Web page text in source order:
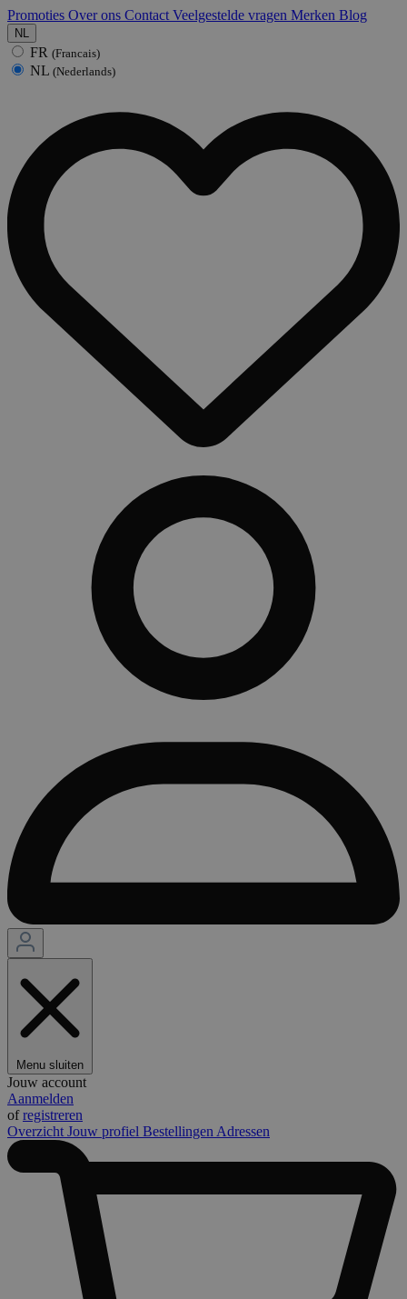
Promoties Over ons Contact Veelgestelde vragen Merken Blog
NL
FR (Francais)
NL (Nederlands)
Menu sluiten
Jouw account
Aanmelden
ofregistreren
Overzicht Jouw profiel Bestellingen Adressen